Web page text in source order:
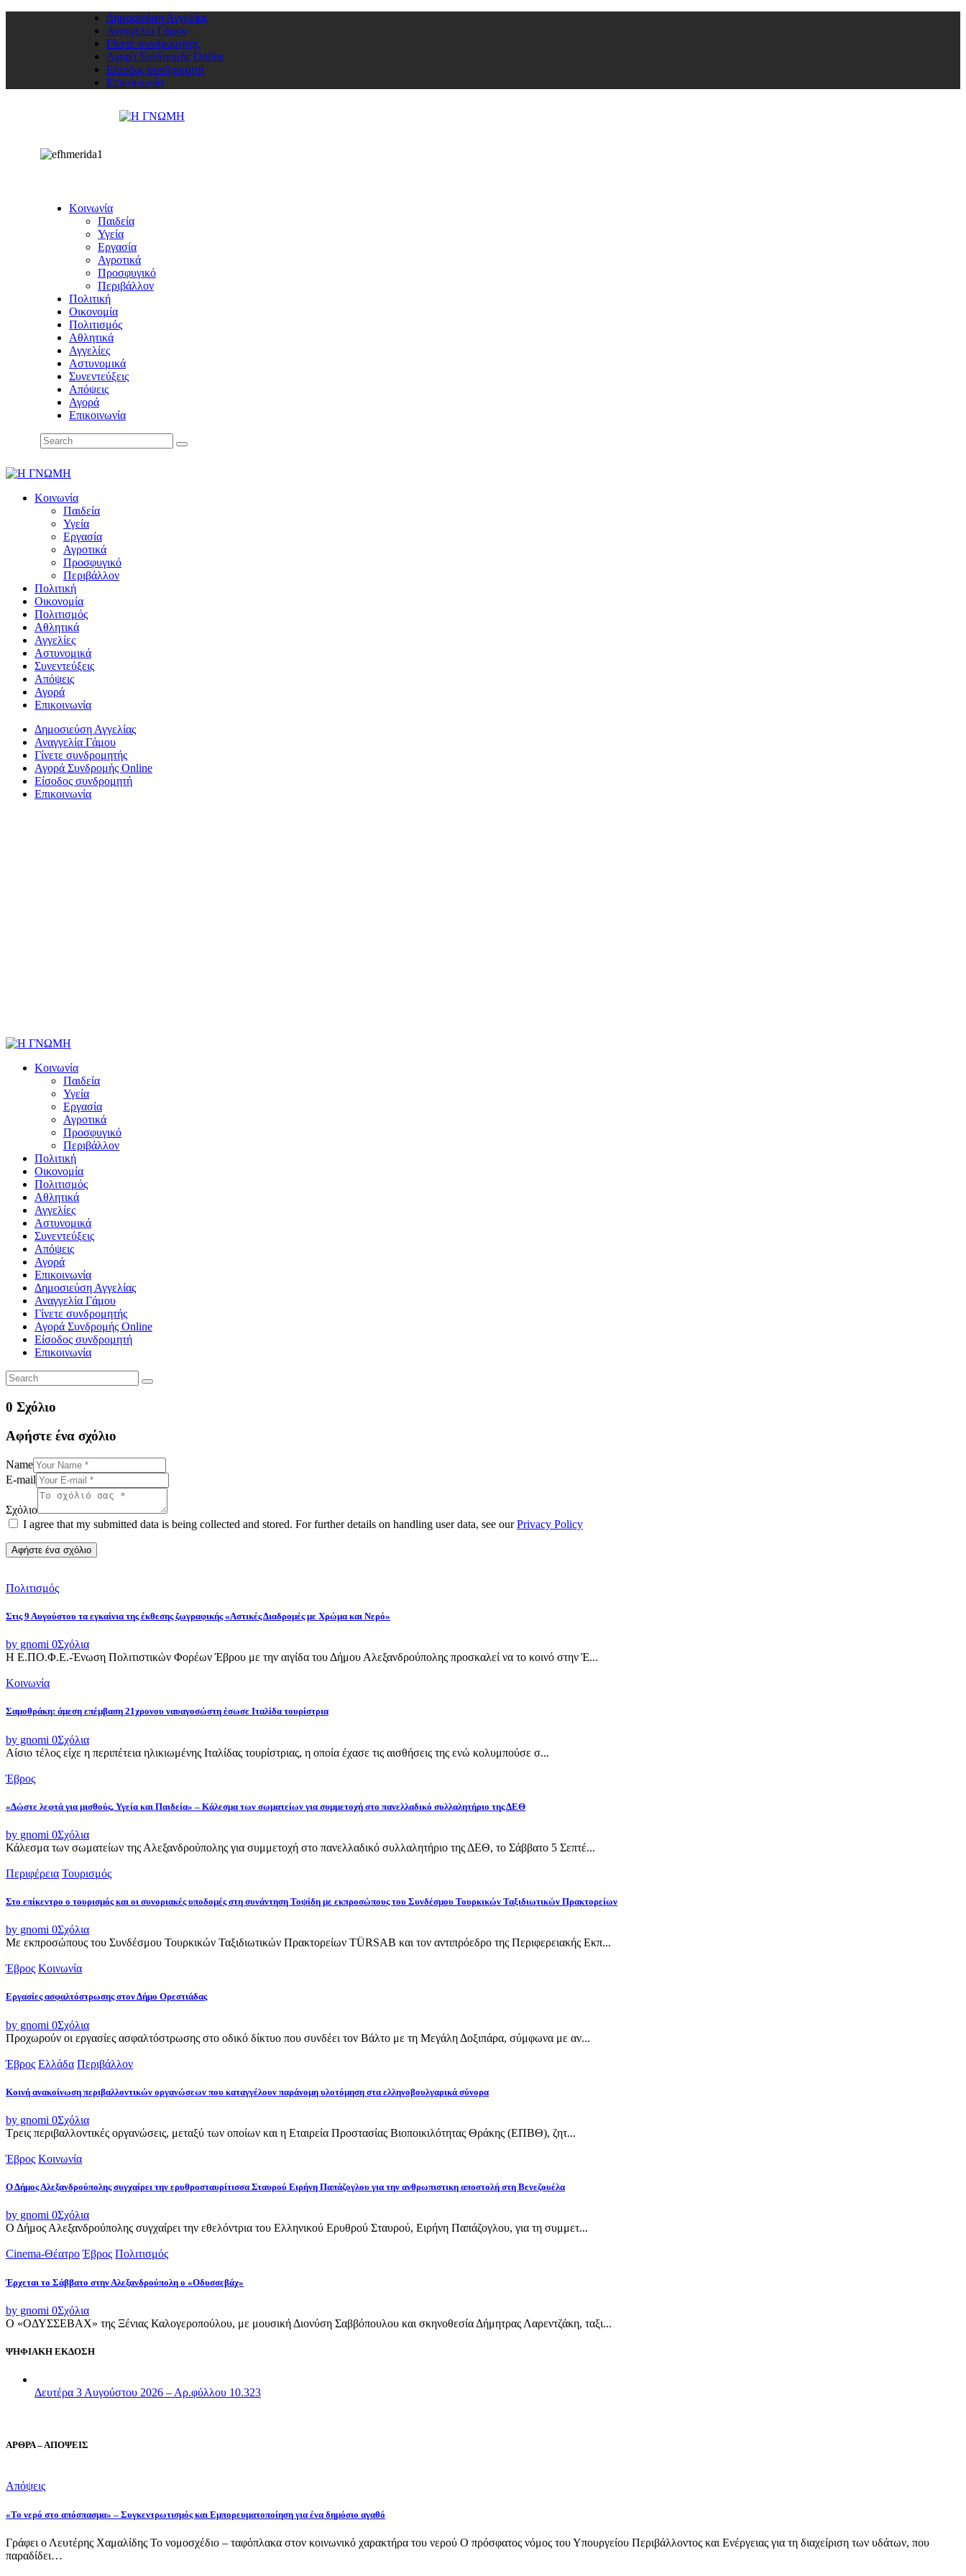
Δημοσιεύση Αγγελίας
Αναγγελία Γάμου
Γίνετε συνδρομητής
Αγορά Συνδρομής Online
Είσοδος συνδρομητή
Επικοινωνία
Κοινωνία
Παιδεία
Υγεία
Εργασία
Αγροτικά
Προσφυγικό
Περιβάλλον
Πολιτική
Οικονομία
Πολιτισμός
Αθλητικά
Αγγελίες
Αστυνομικά
Συνεντεύξεις
Απόψεις
Αγορά
Επικοινωνία
Κοινωνία
Παιδεία
Υγεία
Εργασία
Αγροτικά
Προσφυγικό
Περιβάλλον
Πολιτική
Οικονομία
Πολιτισμός
Αθλητικά
Αγγελίες
Αστυνομικά
Συνεντεύξεις
Απόψεις
Αγορά
Επικοινωνία
Δημοσιεύση Αγγελίας
Αναγγελία Γάμου
Γίνετε συνδρομητής
Αγορά Συνδρομής Online
Είσοδος συνδρομητή
Επικοινωνία
Κοινωνία
Παιδεία
Υγεία
Εργασία
Αγροτικά
Προσφυγικό
Περιβάλλον
Πολιτική
Οικονομία
Πολιτισμός
Αθλητικά
Αγγελίες
Αστυνομικά
Συνεντεύξεις
Απόψεις
Αγορά
Επικοινωνία
Δημοσιεύση Αγγελίας
Αναγγελία Γάμου
Γίνετε συνδρομητής
Αγορά Συνδρομής Online
Είσοδος συνδρομητή
Επικοινωνία
0 Σχόλιο
Αφήστε ένα σχόλιο
Name
E-mail
Σχόλιο
I agree that my submitted data is being collected and stored. For further details on handling user data, see ourPrivacy Policy
Πολιτισμός
Στις 9 Αυγούστου τα εγκαίνια της έκθεσης ζωγραφικής «Αστικές Διαδρομές με Χρώμα και Νερό»
by gnomi 0Σχόλια
Η Ε.ΠΟ.Φ.Ε.-Ένωση Πολιτιστικών Φορέων Έβρου με την αιγίδα του Δήμου Αλεξανδρούπολης προσκαλεί να το κοινό στην Έ...
Κοινωνία
Σαμοθράκη: άμεση επέμβαση 21χρονου ναυαγοσώστη έσωσε Ιταλίδα τουρίστρια
by gnomi 0Σχόλια
Αίσιο τέλος είχε η περιπέτεια ηλικιωμένης Ιταλίδας τουρίστριας, η οποία έχασε τις αισθήσεις της ενώ κολυμπούσε σ...
Έβρος
«Δώστε λεφτά για μισθούς, Υγεία και Παιδεία» – Κάλεσμα των σωματείων για συμμετοχή στο πανελλαδικό συλλαλητήριο της ΔΕΘ
by gnomi 0Σχόλια
Κάλεσμα των σωματείων της Αλεξανδρούπολης για συμμετοχή στο πανελλαδικό συλλαλητήριο της ΔΕΘ, το Σάββατο 5 Σεπτέ...
Περιφέρεια Τουρισμός
Στο επίκεντρο ο τουρισμός και οι συνοριακές υποδομές στη συνάντηση Τοψίδη με εκπροσώπους του Συνδέσμου Τουρκικών Ταξιδιωτικών Πρακτορείων
by gnomi 0Σχόλια
Με εκπροσώπους του Συνδέσμου Τουρκικών Ταξιδιωτικών Πρακτορείων TÜRSAB και τον αντιπρόεδρο της Περιφερειακής Εκπ...
Έβρος Κοινωνία
Εργασίες ασφαλτόστρωσης στον Δήμο Ορεστιάδας
by gnomi 0Σχόλια
Προχωρούν οι εργασίες ασφαλτόστρωσης στο οδικό δίκτυο που συνδέει τον Βάλτο με τη Μεγάλη Δοξιπάρα, σύμφωνα με αν...
Έβρος Ελλάδα Περιβάλλον
Κοινή ανακοίνωση περιβαλλοντικών οργανώσεων που καταγγέλουν παράνομη υλοτόμηση στα ελληνοβουλγαρικά σύνορα
by gnomi 0Σχόλια
Τρεις περιβαλλοντικές οργανώσεις, μεταξύ των οποίων και η Εταιρεία Προστασίας Βιοποικιλότητας Θράκης (ΕΠΒΘ), ζητ...
Έβρος Κοινωνία
Ο Δήμος Αλεξανδρούπολης συγχαίρει την ερυθροσταυρίτισσα Σταυρού Ειρήνη Παπάζογλου για την ανθρωπιστικη αποστολή στη Βενεζουέλα
by gnomi 0Σχόλια
Ο Δήμος Αλεξανδρούπολης συγχαίρει την εθελόντρια του Ελληνικού Ερυθρού Σταυρού, Ειρήνη Παπάζογλου, για τη συμμετ...
Cinema-Θέατρο Έβρος Πολιτισμός
Έρχεται το Σάββατο στην Αλεξανδρούπολη ο «Οδυσσεβάχ»
by gnomi 0Σχόλια
Ο «ΟΔΥΣΣΕΒΑΧ» της Ξένιας Καλογεροπούλου, με μουσική Διονύση Σαββόπουλου και σκηνοθεσία Δήμητρας Λαρεντζάκη, ταξι...
ΨΗΦΙΑΚΗ ΕΚΔΟΣΗ
Δευτέρα 3 Αυγούστου 2026 – Αρ.φύλλου 10.323
ΑΡΘΡΑ – ΑΠΟΨΕΙΣ
Απόψεις
«Το νερό στο απόσπασμα» – Συγκεντρωτισμός και Εμπορευματοποίηση για ένα δημόσιο αγαθό
Γράφει ο Λευτέρης Χαμαλίδης Το νομοσχέδιο – ταφόπλακα στον κοινωνικό χαρακτήρα του νερού Ο πρόσφατος νόμος του Υπουργείου Περιβάλλοντος και Ενέργειας για τη διαχείριση των υδάτων, που
παραδίδει…